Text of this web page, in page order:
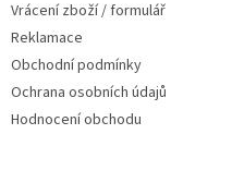
Vrácení zboží / formulář
Reklamace
Obchodní podmínky
Ochrana osobních údajů
Hodnocení obchodu